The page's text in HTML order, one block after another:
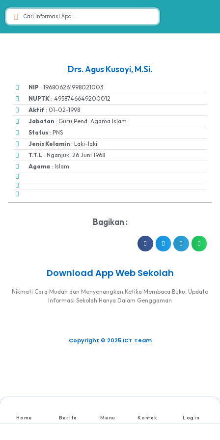
Drs. Agus Kusoyi, M.Si.
NIP : 196806261998021003
NUPTK : 4958746649200012
Aktif : 01-02-1998
Jabatan : Guru Pend. Agama Islam
Status : PNS
Jenis Kelamin : Laki-laki
T.T.L : Nganjuk, 26 Juni 1968
Agama : Islam
Bagikan :
Download App Web Sekolah
Nikmati Cara Mudah dan Menyenangkan Ketika Membaca Buku, Update
Informasi Sekolah Hanya Dalam Genggaman
Copyright © 2025 ICT Team
Home Berita Menu Kontak Login